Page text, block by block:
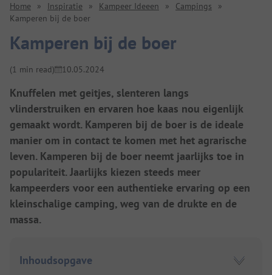
Home » Inspiratie » Kampeer Ideeen » Campings
»
Kamperen bij de boer
Kamperen bij de boer
(1 min read) 10.05.2024
Knuffelen met geitjes, slenteren langs
vlinderstruiken en ervaren hoe kaas nou eigenlijk
gemaakt wordt. Kamperen bij de boer is de ideale
manier om in contact te komen met het agrarische
leven. Kamperen bij de boer neemt jaarlijks toe in
populariteit. Jaarlijks kiezen steeds meer
kampeerders voor een authentieke ervaring op een
kleinschalige camping, weg van de drukte en de
massa.
Inhoudsopgave